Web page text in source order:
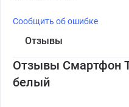
Сообщить об ошибке
Отзывы
Отзывы Смартфон
белый